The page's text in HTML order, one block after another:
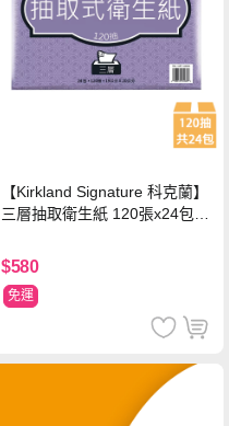
【Kirkland Signature 科克蘭】
三層抽取衛生紙 120張x24包x1
$580
免運